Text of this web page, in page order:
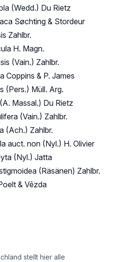
(Wedd.) Du Rietz
Søchting & Stordeur
Zahlbr.
H. Magn.
(Vain.) Zahlbr.
Coppins & P. James
(Pers.) Müll. Arg.
Massal.) Du Rietz
(Vain.) Zahlbr.
(Ach.) Zahlbr.
auct. non (Nyl.) H. Olivier
(Nyl.) Jatta
(Räsänen) Zahlbr.
& Vězda
stellt hier alle